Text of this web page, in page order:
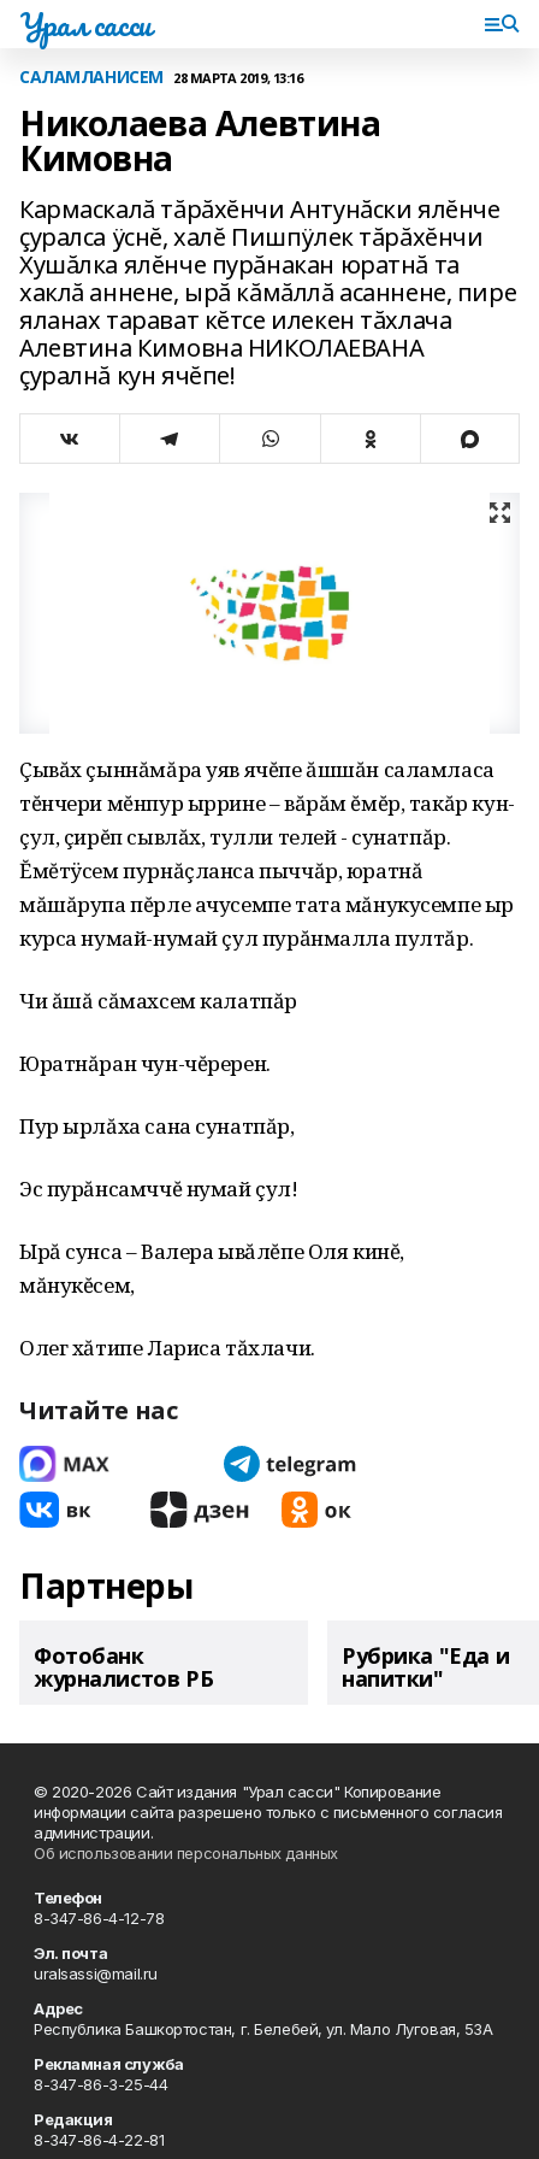
Урал сасси
САЛАМЛАНИСЕМ 28 МАРТА 2019, 13:16
Николаева Алевтина
Кимовна
Кармаскалă тăрăхĕнчи Антунăски ялĕнче
çуралса ÿснĕ, халĕ Пишпÿлек тăрăхĕнчи
Хушăлка ялĕнче пурăнакан юратнă та
хаклă аннене, ырă кăмăллă асаннене, пире
яланах тарават кĕтсе илекен тăхлача
Алевтина Кимовна НИКОЛАЕВАНА
çуралнă кун ячĕпе!
Çывăх çыннăмăра уяв ячĕпе ăшшăн саламласа
тĕнчери мĕнпур ыррине – вăрăм ĕмĕр, такăр кун-
çул, çирĕп сывлăх, тулли телей - сунатпăр.
Ĕмĕтÿсем пурнăçланса пыччăр, юратнă
мăшăрупа пĕрле ачусемпе тата мăнукусемпе ыр
курса нумай-нумай çул пурăнмалла пултăр.
Чи ăшă сăмахсем калатпăр
Юратнăран чун-чĕререн.
Пур ырлăха сана сунатпăр,
Эс пурăнсамччĕ нумай çул!
Ырă сунса – Валера ывăлĕпе Оля кинĕ,
мăнукĕсем,
Олег хăтипе Лариса тăхлачи.
Читайте нас
Партнеры
Фотобанк
журналистов РБ
Рубрика "Еда и
напитки"
© 2020-2026 Сайт издания "Урал сасси" Копирование
информации сайта разрешено только с письменного согласия
администрации.
Об использовании персональных данных
Телефон
8-347-86-4-12-78
Эл. почта
uralsassi@mail.ru
Адрес
Республика Башкортостан, г. Белебей, ул. Мало Луговая, 53А
Рекламная служба
8-347-86-3-25-44
Редакция
8-347-86-4-22-81